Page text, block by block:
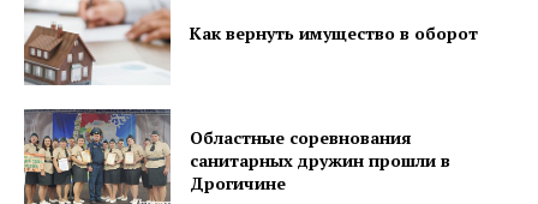
Как вернуть имущество в оборот
Областные соревнования
санитарных дружин прошли в
Дрогичине